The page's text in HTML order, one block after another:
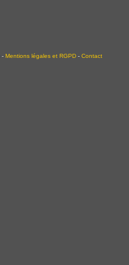
- Mentions légales et RGPD - Contact